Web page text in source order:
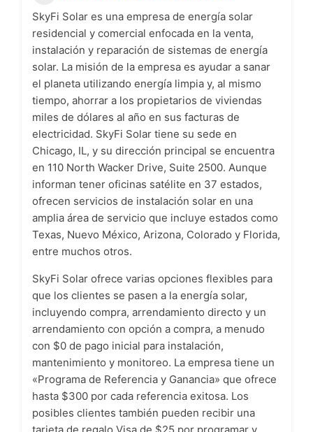
SkyFi Solar es una empresa de energía solar
residencial y comercial enfocada en la venta,
instalación y reparación de sistemas de energía
solar. La misión de la empresa es ayudar a sanar
el planeta utilizando energía limpia y, al mismo
tiempo, ahorrar a los propietarios de viviendas
miles de dólares al año en sus facturas de
electricidad. SkyFi Solar tiene su sede en
Chicago, IL, y su dirección principal se encuentra
en 110 North Wacker Drive, Suite 2500. Aunque
informan tener oficinas satélite en 37 estados,
ofrecen servicios de instalación solar en una
amplia área de servicio que incluye estados como
Texas, Nuevo México, Arizona, Colorado y Florida,
entre muchos otros.
SkyFi Solar ofrece varias opciones flexibles para
que los clientes se pasen a la energía solar,
incluyendo compra, arrendamiento directo y un
arrendamiento con opción a compra, a menudo
con $0 de pago inicial para instalación,
mantenimiento y monitoreo. La empresa tiene un
«Programa de Referencia y Ganancia» que ofrece
hasta $300 por cada referencia exitosa. Los
posibles clientes también pueden recibir una
tarjeta de regalo Visa de $25 por programar y